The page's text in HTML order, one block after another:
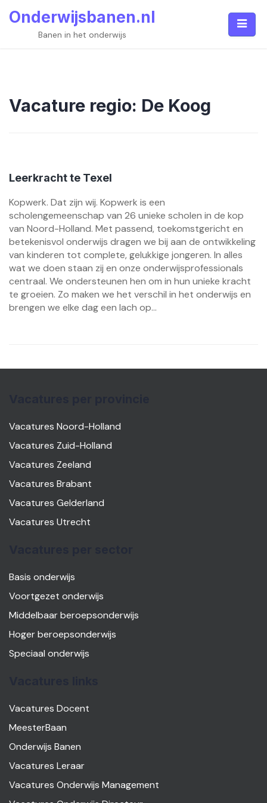
Onderwijsbanen.nl
Banen in het onderwijs
Vacature regio: De Koog
Leerkracht te Texel
Kopwerk. Dat zijn wij. Kopwerk is een
scholengemeenschap van 26 unieke scholen in de kop
van Noord-Holland. Met passend, toekomstgericht en
betekenisvol onderwijs dragen we bij aan de ontwikkeling
van kinderen tot complete, gelukkige jongeren. In alles
wat we doen staan zij en onze onderwijsprofessionals
centraal. We ondersteunen hen om in hun unieke kracht
te groeien. Zo maken we het verschil in het onderwijs en
brengen we elke dag een lach op...
Vacatures Noord-Holland
Vacatures Zuid-Holland
Vacatures Zeeland
Vacatures Brabant
Vacatures Gelderland
Vacatures Utrecht
Basis onderwijs
Voortgezet onderwijs
Middelbaar beroepsonderwijs
Hoger beroepsonderwijs
Speciaal onderwijs
Vacatures Docent
MeesterBaan
Onderwijs Banen
Vacatures Leraar
Vacatures Onderwijs Management